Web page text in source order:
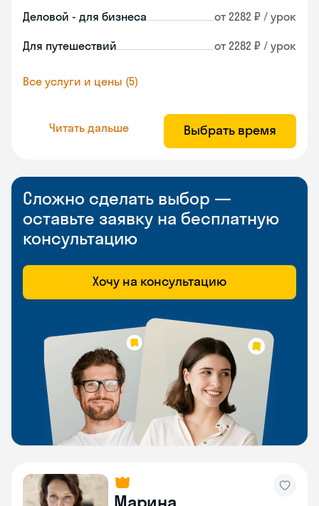
Деловой - для бизнеса от 2282 ₽ / урок
Для путешествий от 2282 ₽ / урок
Все услуги и цены (5)
Читать дальше Выбрать время
Сложно сделать выбор —
оставьте заявку на бесплатную
консультацию
Хочу на консультацию
Марина